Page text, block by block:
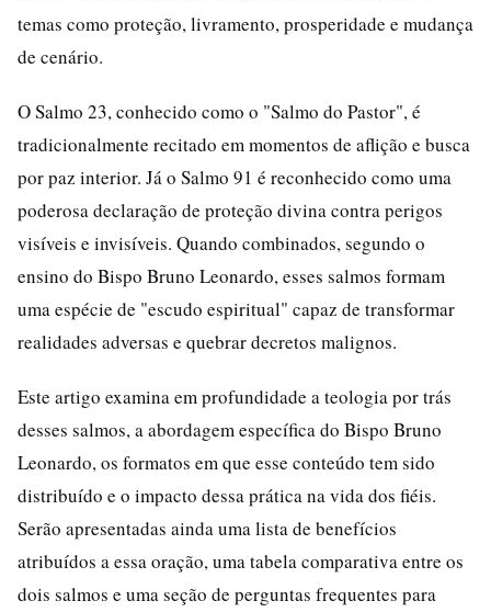
temas como proteção, livramento, prosperidade e mudança
de cenário.
O Salmo 23, conhecido como o "Salmo do Pastor", é
tradicionalmente recitado em momentos de aflição e busca
por paz interior. Já o Salmo 91 é reconhecido como uma
poderosa declaração de proteção divina contra perigos
visíveis e invisíveis. Quando combinados, segundo o
ensino do Bispo Bruno Leonardo, esses salmos formam
uma espécie de "escudo espiritual" capaz de transformar
realidades adversas e quebrar decretos malignos.
Este artigo examina em profundidade a teologia por trás
desses salmos, a abordagem específica do Bispo Bruno
Leonardo, os formatos em que esse conteúdo tem sido
distribuído e o impacto dessa prática na vida dos fiéis.
Serão apresentadas ainda uma lista de benefícios
atribuídos a essa oração, uma tabela comparativa entre os
dois salmos e uma seção de perguntas frequentes para